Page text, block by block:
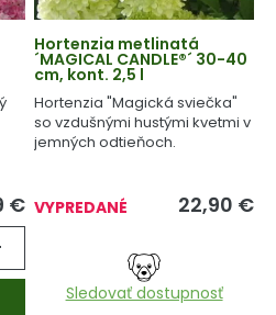
€
Hortenzia metlinatá
´MAGICAL CANDLE®´ 30-40
cm, kont. 2,5 l
Hortenzia "Magická sviečka"
so vzdušnými hustými kvetmi v
jemných odtieňoch.
VYPREDANÉ 22,90 €
Sledovať dostupnosť